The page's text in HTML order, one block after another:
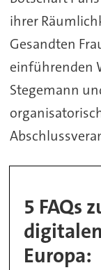
ihrer
Gesandten
einführenden
Stegemann
5 FAQs
Europa: